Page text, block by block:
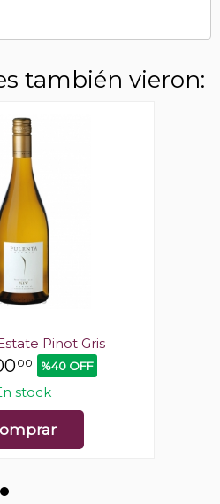
también vieron:
Pinot Gris
00 %40 OFF
stock